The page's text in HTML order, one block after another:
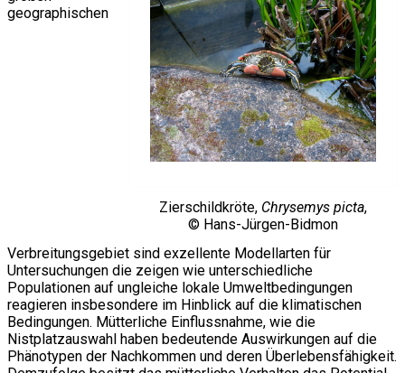
Zierschildkröte, Chrysemys picta,
© Hans-Jürgen-Bidmon
geographischen
Verbreitungsgebiet sind exzellente Modellarten für
Untersuchungen die zeigen wie unterschiedliche
Populationen auf ungleiche lokale Umweltbedingungen
reagieren insbesondere im Hinblick auf die klimatischen
Bedingungen. Mütterliche Einflussnahme, wie die
Nistplatzauswahl haben bedeutende Auswirkungen auf die
Phänotypen der Nachkommen und deren Überlebensfähigkeit.